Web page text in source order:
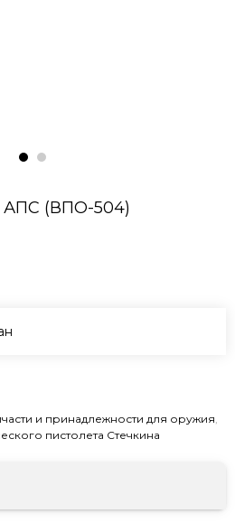
АПС (ВПО-504)
и принадлежности для оружия,
пистолета Стечкина